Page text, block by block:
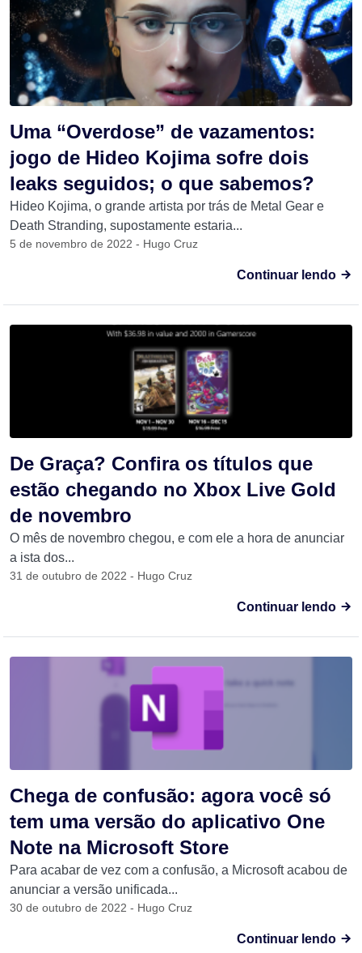
Uma “Overdose” de vazamentos:
jogo de Hideo Kojima sofre dois
leaks seguidos; o que sabemos?
Hideo Kojima, o grande artista por trás de Metal Gear e
Death Stranding, supostamente estaria...
5 de novembro de 2022 - Hugo Cruz
Continuar lendo
De Graça? Confira os títulos que
estão chegando no Xbox Live Gold
de novembro
O mês de novembro chegou, e com ele a hora de anunciar
a ista dos...
31 de outubro de 2022 - Hugo Cruz
Continuar lendo
Chega de confusão: agora você só
tem uma versão do aplicativo One
Note na Microsoft Store
Para acabar de vez com a confusão, a Microsoft acabou de
anunciar a versão unificada...
30 de outubro de 2022 - Hugo Cruz
Continuar lendo